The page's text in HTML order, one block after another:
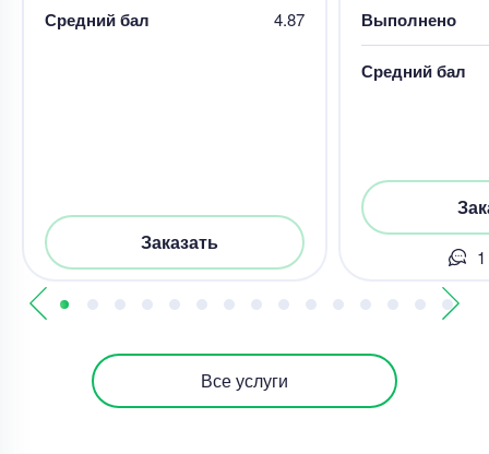
Средний бал 4.87
Заказать
Выполнено
Средний бал
Все услуги